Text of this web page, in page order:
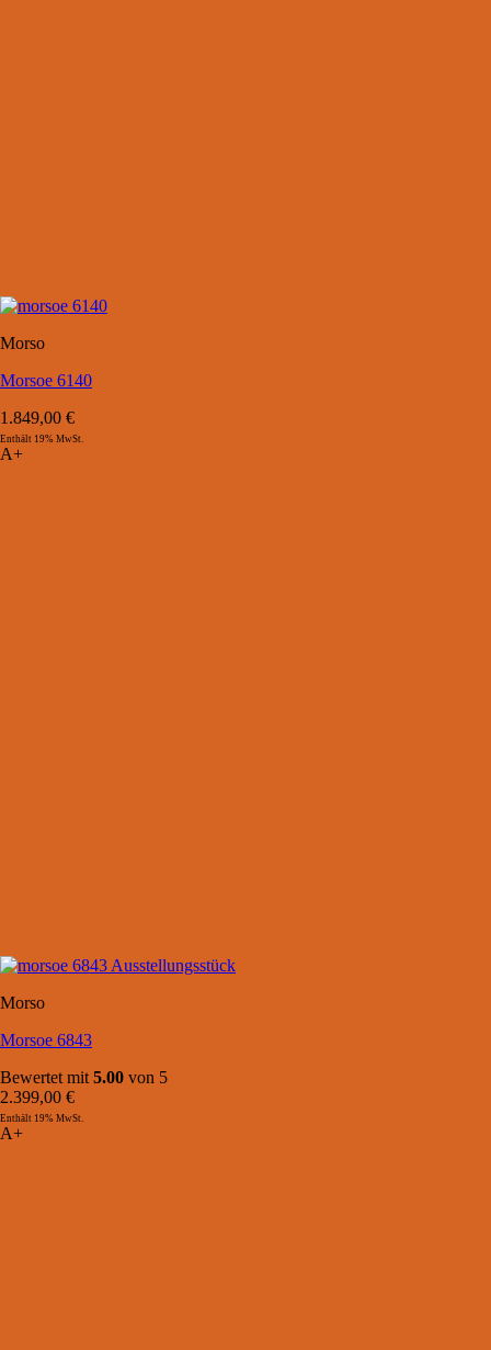
Morso
Morsoe 6140
1.849,00 €
Enthält 19% MwSt.
A+
Morso
Morsoe 6843
Bewertet mit 5.00 von 5
2.399,00 €
Enthält 19% MwSt.
A+